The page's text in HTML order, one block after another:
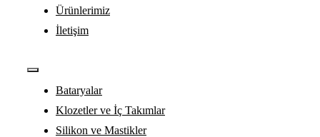
Ürünlerimiz
İletişim
Toggle
NavigationBataryalar
Klozetler ve İç Takımlar
Silikon ve Mastikler